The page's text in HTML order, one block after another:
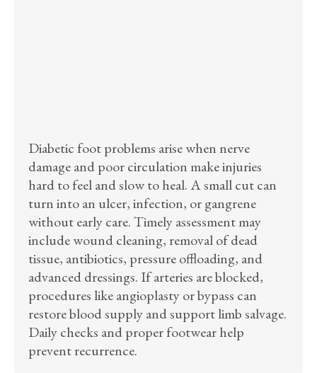
Diabetic foot problems arise when nerve
damage and poor circulation make injuries
hard to feel and slow to heal. A small cut can
turn into an ulcer, infection, or gangrene
without early care. Timely assessment may
include wound cleaning, removal of dead
tissue, antibiotics, pressure offloading, and
advanced dressings. If arteries are blocked,
procedures like angioplasty or bypass can
restore blood supply and support limb salvage.
Daily checks and proper footwear help
prevent recurrence.